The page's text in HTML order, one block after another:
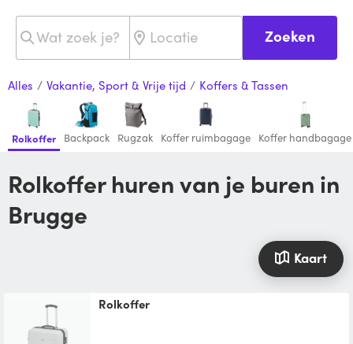
Zoeken
Alles / Vakantie, Sport & Vrije tijd / Koffers & Tassen
Rolkoffer Backpack Rugzak Koffer ruimbagage Koffer handbagage
Rolkoffer huren van je buren in
Brugge
Kaart
Rolkoffer